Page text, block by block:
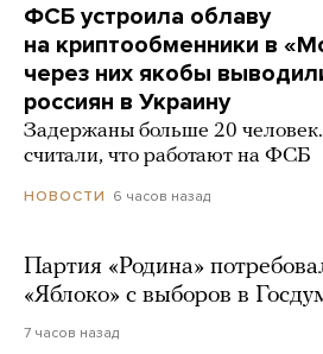
ФСБ устроила облаву
на криптообменники в
через них якобы
россиян в Украину
Задержаны больше 20
считали, что работают на ФСБ
НОВОСТИ 6 часов назад
Партия «Родина»
«Яблоко» с выборов в
7 часов назад